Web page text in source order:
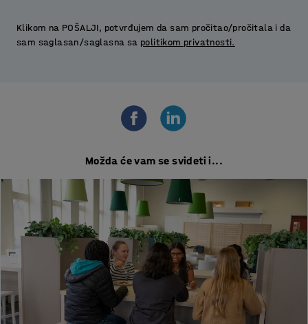
Klikom na POŠALJI, potvrđujem da sam pročitao/pročitala i da
sam saglasan/saglasna sa politikom privatnosti.
Možda će vam se svideti i...